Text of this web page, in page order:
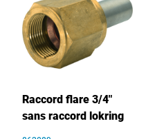
Raccord flare 3/4"
sans raccord lokring